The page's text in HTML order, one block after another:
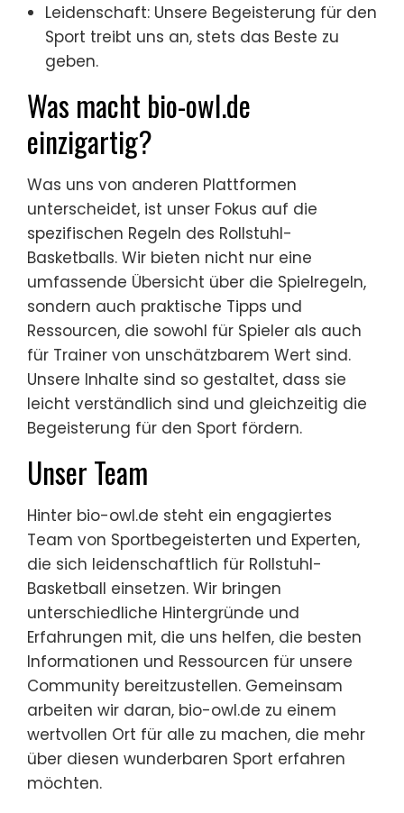
Leidenschaft: Unsere Begeisterung für den
Sport treibt uns an, stets das Beste zu
geben.
Was macht bio-owl.de
einzigartig?
Was uns von anderen Plattformen
unterscheidet, ist unser Fokus auf die
spezifischen Regeln des Rollstuhl-
Basketballs. Wir bieten nicht nur eine
umfassende Übersicht über die Spielregeln,
sondern auch praktische Tipps und
Ressourcen, die sowohl für Spieler als auch
für Trainer von unschätzbarem Wert sind.
Unsere Inhalte sind so gestaltet, dass sie
leicht verständlich sind und gleichzeitig die
Begeisterung für den Sport fördern.
Unser Team
Hinter bio-owl.de steht ein engagiertes
Team von Sportbegeisterten und Experten,
die sich leidenschaftlich für Rollstuhl-
Basketball einsetzen. Wir bringen
unterschiedliche Hintergründe und
Erfahrungen mit, die uns helfen, die besten
Informationen und Ressourcen für unsere
Community bereitzustellen. Gemeinsam
arbeiten wir daran, bio-owl.de zu einem
wertvollen Ort für alle zu machen, die mehr
über diesen wunderbaren Sport erfahren
möchten.